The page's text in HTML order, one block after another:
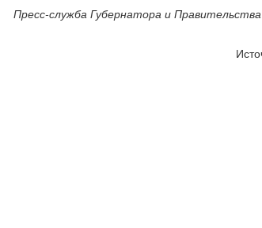
Пресс-служба Губернатора и